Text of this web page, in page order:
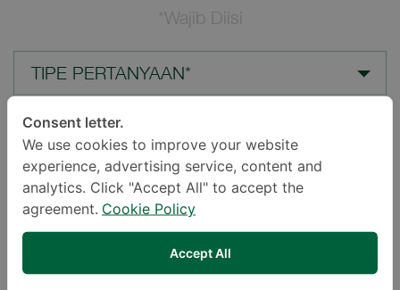
*Wajib Diisi
TIPE PERTANYAAN*
LOKASI*
PERTANYAAN ANDA*
Consent letter.
We use cookies to improve your website
experience, advertising service, content and
analytics. Click "Accept All" to accept the
agreement. Cookie Policy
Accept All